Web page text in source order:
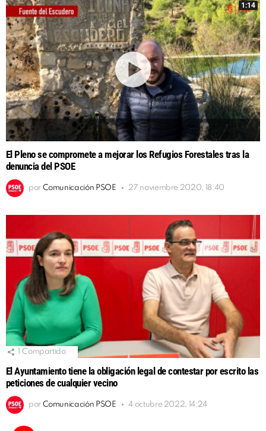
1:14
El Pleno se compromete a mejorar los Refugios Forestales tras la
denuncia del PSOE
por Comunicación PSOE 27 noviembre 2020, 18:40
Compartido
El Ayuntamiento tiene la obligación legal de contestar por escrito las
peticiones de cualquier vecino
por Comunicación PSOE 4 octubre 2022, 14:24